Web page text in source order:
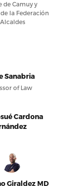
de Camuy y
la Federación
Sanabria
of Law
Cardona
Giraldez MD